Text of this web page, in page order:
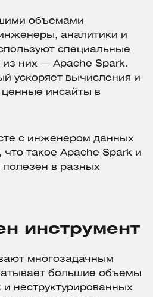
объемами
аналитики и
специальные
них — Apache Spark.
ускоряет вычисления и
ценные инсайты в
с инженером данных
такое Apache Spark и
в разных
инструмент
многозадачным
большие объемы
и неструктурированных